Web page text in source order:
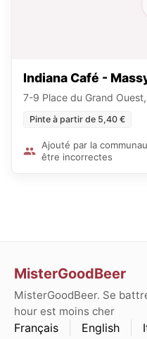
Indiana Café -
7-9 Place du Grand
Pinte à partir de 5,40 €
Ajouté par la
être incorrectes
MisterGoodBeer
MisterGoodBeer. Se
hour est moins cher
Français English